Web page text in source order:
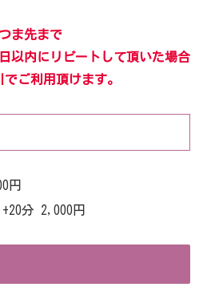
ま先まで
以内にリピートして頂いた場合
ご利用頂けます。
円
+20分 2,000円